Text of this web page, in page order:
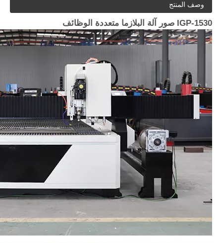
وصف المنتج
IGP-1530 صور آلة البلازما متعددة الوظائف